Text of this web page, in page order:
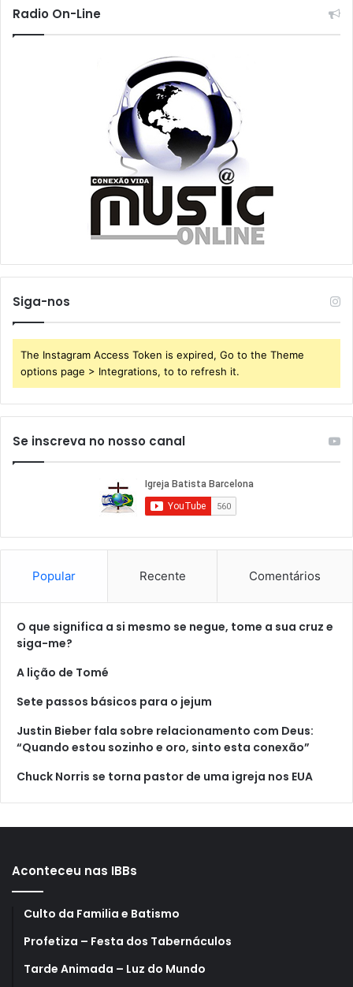
Radio On-Line
Siga-nos
The Instagram Access Token is expired, Go to the Theme
options page > Integrations, to to refresh it.
Se inscreva no nosso canal
Popular Recente Comentários
O que significa a si mesmo se negue, tome a sua cruz e
siga-me?
A lição de Tomé
Sete passos básicos para o jejum
Justin Bieber fala sobre relacionamento com Deus:
“Quando estou sozinho e oro, sinto esta conexão”
Chuck Norris se torna pastor de uma igreja nos EUA
Aconteceu nas IBBs
Culto da Familia e Batismo
Profetiza – Festa dos Tabernáculos
Tarde Animada – Luz do Mundo